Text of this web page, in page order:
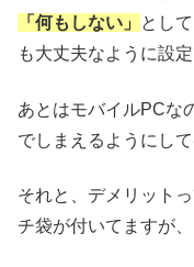
「何もしない」
とし
も大丈夫なように設
あとはモバイルPCな
でしまえるようにし
それと、デメリット
チ袋が付いてますが